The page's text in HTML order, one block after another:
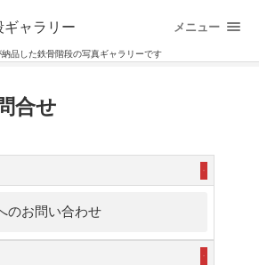
ギャラリー
品した鉄骨階段の写真ギャラリーです
メニュー
合せ